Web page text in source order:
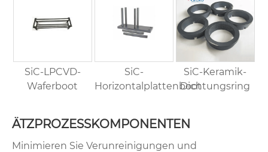
SiC-LPCVD-
Waferboot
SiC-
Horizontalplattenboot
SiC-Keramik-
Dichtungsring
ÄTZPROZESSKOMPONENTEN
Minimieren Sie Verunreinigungen und